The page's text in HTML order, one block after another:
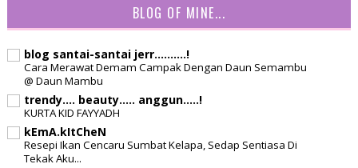
BLOG OF MINE...
blog santai-santai jerr..........!
Cara Merawat Demam Campak Dengan Daun Semambu
@ Daun Mambu
trendy.... beauty..... anggun.....!
KURTA KID FAYYADH
kEmA.kItCheN
Resepi Ikan Cencaru Sumbat Kelapa, Sedap Sentiasa Di
Tekak Aku...